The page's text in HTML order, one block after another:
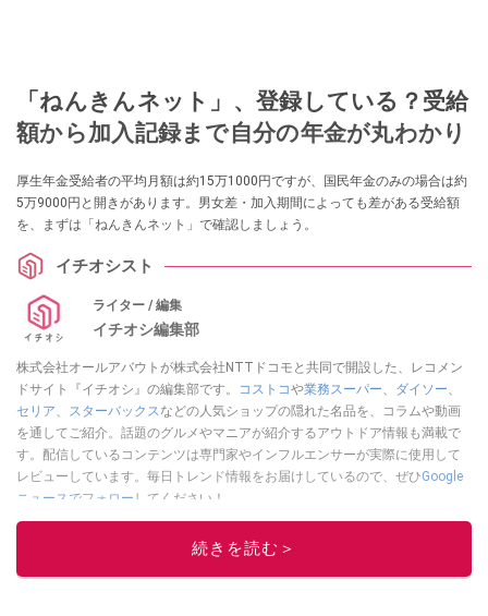
「ねんきんネット」、登録している？受給
額から加入記録まで自分の年金が丸わかり
厚生年金受給者の平均月額は約15万1000円ですが、国民年金のみの場合は約
5万9000円と開きがあります。男女差・加入期間によっても差がある受給額
を、まずは「ねんきんネット」で確認しましょう。
イチオシスト
ライター / 編集
イチオシ編集部
株式会社オールアバウトが株式会社NTTドコモと共同で開設した、レコメン
ドサイト『イチオシ』の編集部です。
コストコや業務スーパー、 ダイソー、
セリア、 スターバックスなどの人気ショップの隠れた名品を、コラムや動画
を通してご紹介。話題のグルメやマニアが紹介するアウトドア情報も満載で
す。配信しているコンテンツは専門家やインフルエンサーが実際に使用して
レビューしています。毎日トレンド情報をお届けしているので、ぜひGoogle
ニュースでフォロー してください！
続きを読む＞